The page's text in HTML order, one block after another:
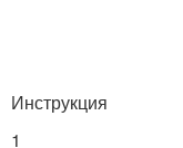
Инструкция
1